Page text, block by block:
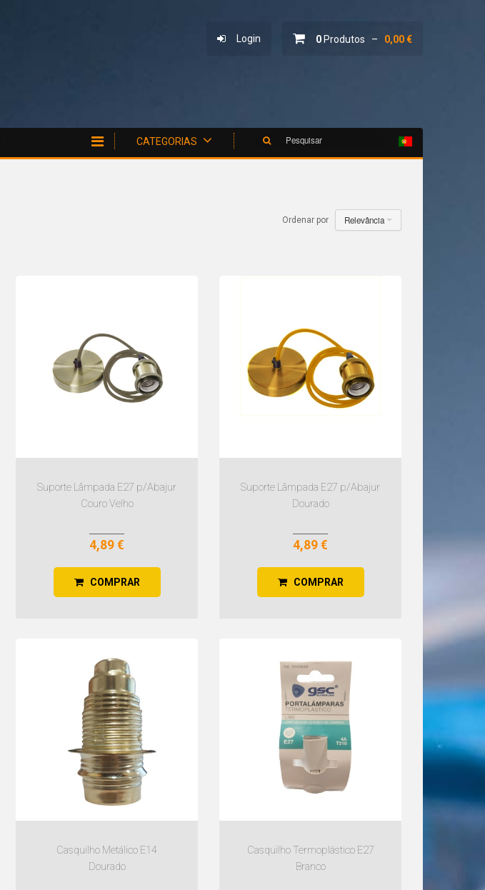
0 Produtos – 0,00 €
Login
CATEGORIAS Pesquisar
Ordenar por Relevância
Suporte Lâmpada E27 p/Abajur
Couro Velho
4,89 €
COMPRAR
Suporte Lâmpada E27 p/Abajur
Dourado
4,89 €
COMPRAR
Casquilho Metálico E14
Dourado
Casquilho Termoplástico E27
Branco